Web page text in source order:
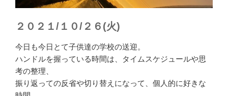
２０２１/１０/２６(火)
今日も今日とて子供達の学校の送迎。
ハンドルを握っている時間は、タイムスケジュールや思
考の整理、
振り返っての反省や切り替えになって、個人的に好きな